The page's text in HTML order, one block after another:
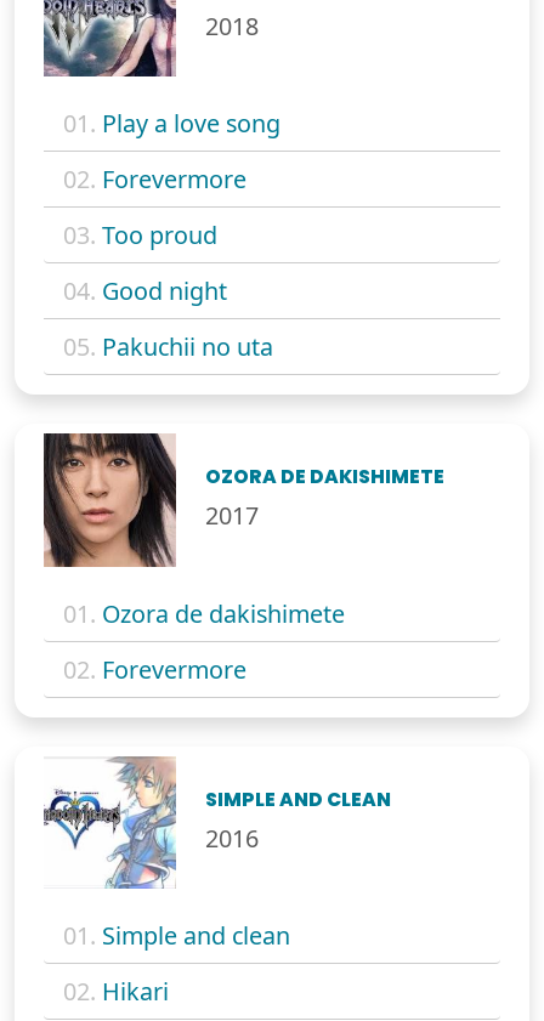
2018
01. Play a love song
02. Forevermore
03. Too proud
04. Good night
05. Pakuchii no uta
OZORA DE DAKISHIMETE
2017
01. Ozora de dakishimete
02. Forevermore
SIMPLE AND CLEAN
2016
01. Simple and clean
02. Hikari